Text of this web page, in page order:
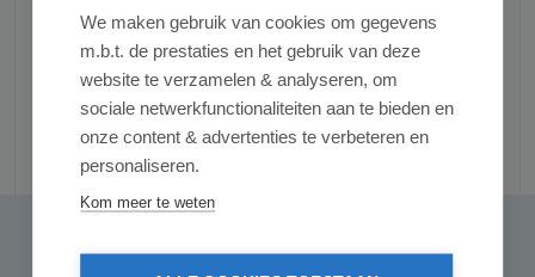
Reviews
We maken gebruik van cookies om gegevens
m.b.t. de prestaties en het gebruik van deze
website te verzamelen & analyseren, om
sociale netwerkfunctionaliteiten aan te bieden en
onze content & advertenties te verbeteren en
personaliseren.
Kom meer te weten